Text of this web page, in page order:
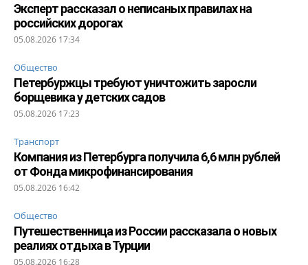
Эксперт рассказал о неписаных правилах на
российских дорогах
05.08.2026 17:34
Общество
Петербуржцы требуют уничтожить заросли
борщевика у детских садов
05.08.2026 17:23
Транспорт
Компания из Петербурга получила 6,6 млн рублей
от Фонда микрофинансирования
05.08.2026 16:42
Общество
Путешественница из России рассказала о новых
реалиях отдыха в Турции
05.08.2026 16:28